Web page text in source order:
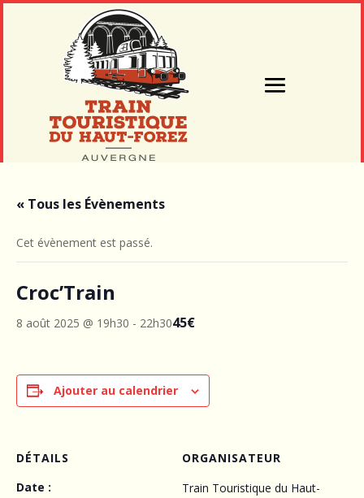
« Tous les Évènements
Cet évènement est passé.
Croc’Train
8 août 2025 @ 19h30 - 22h3045€
Ajouter au calendrier
DÉTAILS
Date :
ORGANISATEUR
Train Touristique du Haut-